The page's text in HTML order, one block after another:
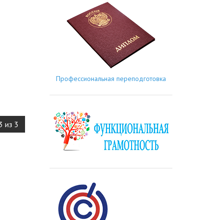
из 3
Профессиональная переподготовка